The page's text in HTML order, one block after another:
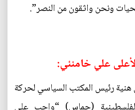
ونحن واثقون من النصر”.
علي خامنئي:
هنية رئيس المكتب السياسي لحركة